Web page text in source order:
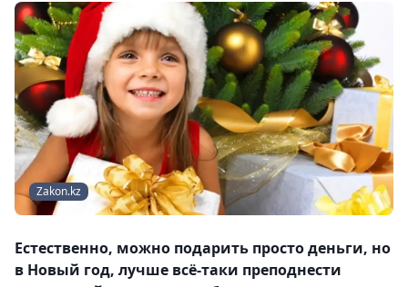
Zakon.kz
Естественно, можно подарить просто деньги, но
в Новый год, лучше всё-таки преподнести